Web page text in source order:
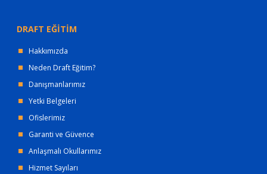
DRAFT EĞİTİM
Hakkımızda
Neden Draft Eğitim?
Danışmanlarımız
Yetki Belgeleri
Ofislerimiz
Garanti ve Güvence
Anlaşmalı Okullarımız
Hizmet Sayıları